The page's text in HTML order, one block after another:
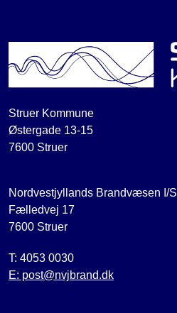
Struer Kommune
Østergade 13-15
7600 Struer
Nordvestjyllands Brandvæsen I/S
Fælledvej 17
7600 Struer
T: 4053 0030
E: post@nvjbrand.dk